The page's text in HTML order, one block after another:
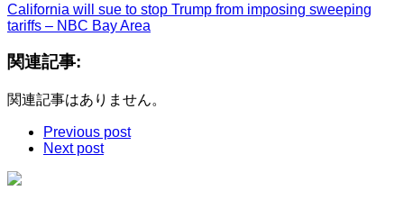
California will sue to stop Trump from imposing sweeping
tariffs – NBC Bay Area
関連記事:
関連記事はありません。
Previous post
Next post